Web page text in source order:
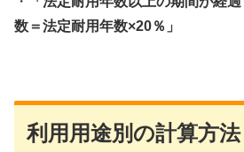
数＝法定耐用年数×20％」
利用用途別の計算方法